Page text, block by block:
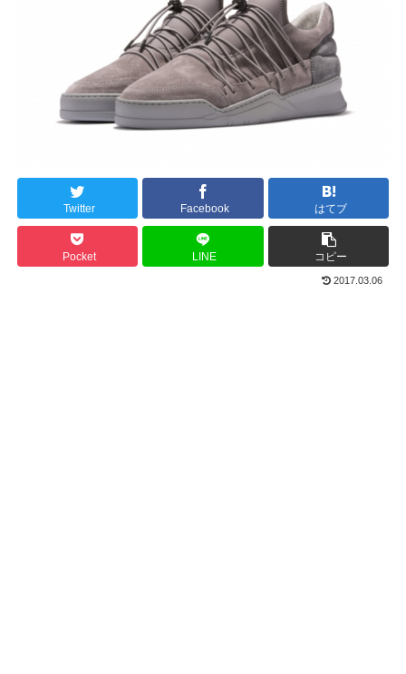
Twitter Facebook はてブ
Pocket LINE コピー
2017.03.06